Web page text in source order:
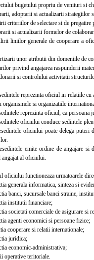
bugetului propriu de venituri si
adoptarii si actualizarii strategiilor
criteriilor de selectare si de pregatire
si actualizarii formelor de
liniilor generale de cooperare a
unor atributii din domeniile de
privind angajarea raspunderii
si controlului activitatii
reprezinta oficiul in relatiile cu
organismele si organizatiile
reprezinta oficiul, ca persoana
oficiului conduce sedintele
oficiului poate delega puteri
emite ordine de angajare si
angajat al oficiului.
oficiului functioneaza urmatoarele
generala informatica, sinteza si
banci, sucursale banci straine,
institutii financiare;
societati comerciale de asigurare si
agenti economici si persoane fizice;
cooperare si relatii internationale;
juridica;
economic-administrativa;
teritoriale.